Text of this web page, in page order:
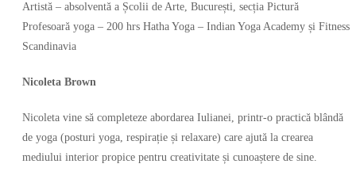
Artistă – absolventă a Școlii de Arte, București, secția Pictură
Profesoară yoga – 200 hrs Hatha Yoga – Indian Yoga Academy și Fitness
Scandinavia
Nicoleta Brown
Nicoleta vine să completeze abordarea Iulianei, printr-o practică blândă
de yoga (posturi yoga, respirație și relaxare) care ajută la crearea
mediului interior propice pentru creativitate și cunoaștere de sine.